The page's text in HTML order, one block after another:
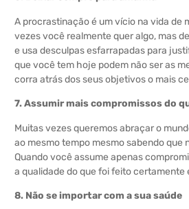
A procrastinação é um vício na vida de
vezes você realmente quer algo, mas
e usa desculpas esfarrapadas para
que você tem hoje podem não ser as
corra atrás dos seus objetivos o mais
7. Assumir mais compromissos do
Muitas vezes queremos abraçar o
ao mesmo tempo mesmo sabendo que
Quando você assume apenas
a qualidade do que foi feito certamente
8. Não se importar com a sua saúde